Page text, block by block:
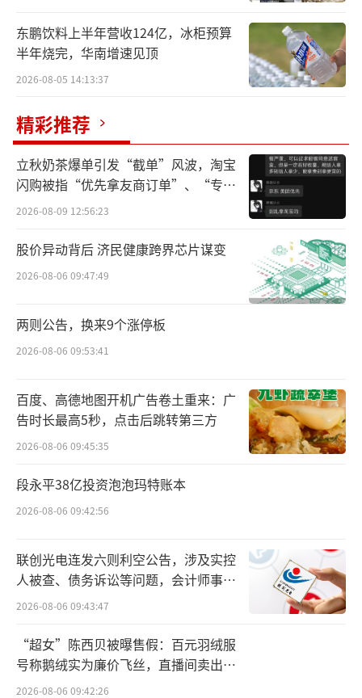
联交所上市委员会已审阅宁德时代的上市申
请。从2月11日递交上市申请到4月10日聆讯，
公司H股顺利推进。
此次赴港上市，宁德时代一直全力冲刺。
去年底，宁德时代发布公告称，拟发行境外上
市外资股（H股）股票，并申请在香港联合交易
所有限公司主板挂牌上市。官宣不到2个月，宁
德时代正式向中国香港联交所递交发行境外上
市外资股（H股）并在中国香港联交所主板挂牌
上市的申请。而项目从备案受理到获得备案通
财报显示，今年一季度，宁德时代营收847
亿元，净利润为139.6亿元，经营性现金流达32
8.7亿元。从账面数据看，宁德时代并不差钱。
本次宁德时代谋求赴港二次上市，意在海外市
场。宁德时代相关人士表示，宁德时代赴港上
市募集的资金，将重点用于海外产能扩张、国
际业务拓展及境外营运资金补充，为公司长期
国际化战略提供资金支持，助力国际化战略布
近年来，宁德时代一直积极布局海外市场
并作为持续“开源”的重点。截至去年9月底，
40GWh。除中国外，宁德时代在海外布局的生
产基地包括德国图林根工厂、匈牙利德布勒森
东鹏饮料上半年营收124亿，冰柜预算
半年烧完，华南增速见顶
2026-08-05 14:13:37
精彩推荐
立秋奶茶爆单引发“截单”风波，淘宝
闪购被指“优先拿友商订单”、“专挑
贵的拿”
2026-08-09 12:56:23
股价异动背后 济民健康跨界芯片谋变
2026-08-06 09:47:49
两则公告，换来9个涨停板
2026-08-06 09:53:41
百度、高德地图开机广告卷土重来：广
告时长最高5秒，点击后跳转第三方
2026-08-06 09:45:35
段永平38亿投资泡泡玛特账本
2026-08-06 09:42:56
联创光电连发六则利空公告，涉及实控
人被查、债务诉讼等问题，会计师事务
所曾出具“保留意见”
2026-08-06 09:43:47
“超女”陈西贝被曝售假：百元羽绒服
号称鹅绒实为廉价飞丝，直播间卖出超
百万元
2026-08-06 09:42:26